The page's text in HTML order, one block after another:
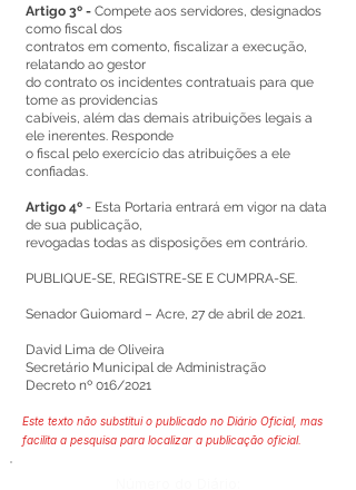
Artigo 3º - Compete aos servidores, designados
como fiscal dos
contratos em comento, fiscalizar a execução,
relatando ao gestor
do contrato os incidentes contratuais para que
tome as providencias
cabíveis, além das demais atribuições legais a
ele inerentes. Responde
o fiscal pelo exercício das atribuições a ele
confiadas.
Artigo 4º - Esta Portaria entrará em vigor na data
de sua publicação,
revogadas todas as disposições em contrário.
PUBLIQUE-SE, REGISTRE-SE E CUMPRA-SE.
Senador Guiomard – Acre, 27 de abril de 2021.
David Lima de Oliveira
Secretário Municipal de Administração
Decreto nº 016/2021
Este texto não substitui o publicado no Diário Oficial, mas
facilita a pesquisa para localizar a publicação oficial.